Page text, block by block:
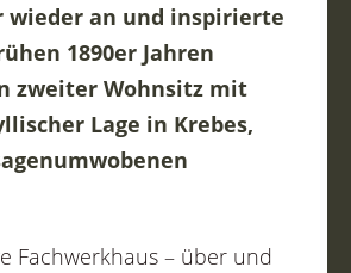
wieder an und inspirierte
1890er Jahren
zweiter Wohnsitz mit
Lage in Krebes,
Fachwerkhaus – über und